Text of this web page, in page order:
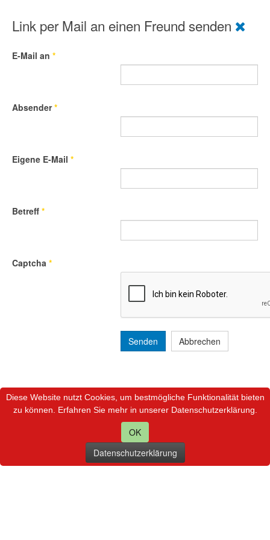
Link per Mail an einen Freund senden
E-Mail an *
Absender*
Eigene E-Mail *
Betreff *
Captcha *
Senden Abbrechen
Diese Website nutzt Cookies, um bestmögliche Funktionalität bieten
zu können. Erfahren Sie mehr in unserer Datenschutzerklärung.
OK
Datenschutzerklärung